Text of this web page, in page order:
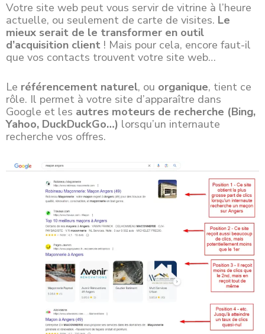
Votre site web peut vous servir de vitrine à l’heure
actuelle, ou seulement de carte de visites. Le
mieux serait de le transformer en outil
d’acquisition client ! Mais pour cela, encore faut-il
que vos contacts trouvent votre site web…
Le référencement naturel, ou organique, tient ce
rôle. Il permet à votre site d’apparaître dans
Google et les autres moteurs de recherche (Bing,
Yahoo, DuckDuckGo…) lorsqu’un internaute
recherche vos offres.